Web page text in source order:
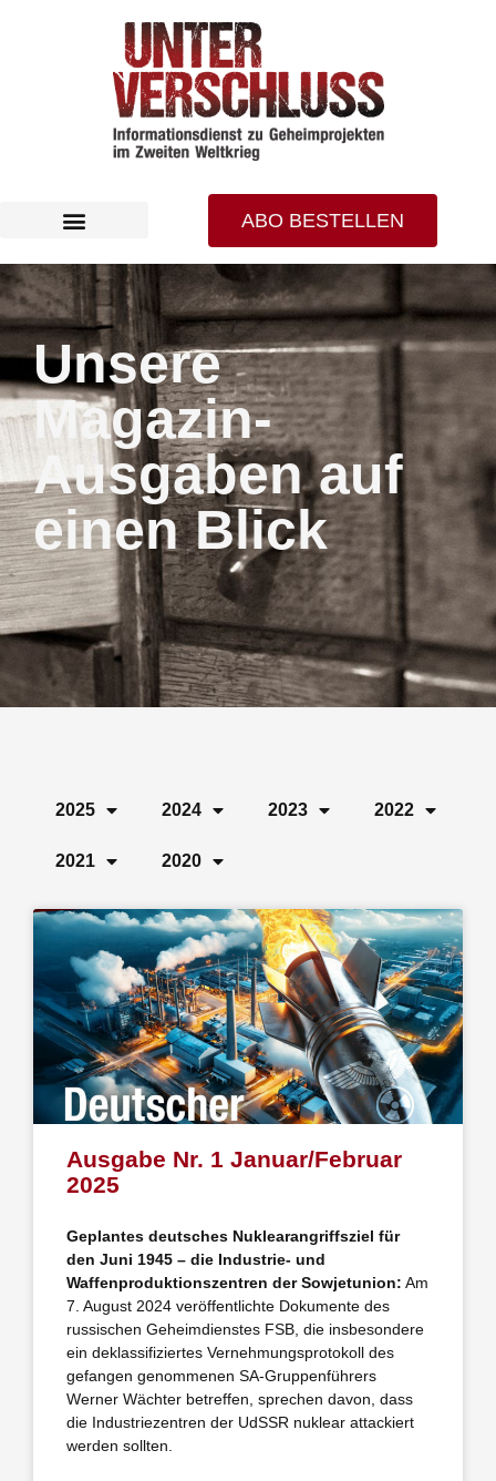
ABO BESTELLEN
Unsere
Magazin-
Ausgaben auf
einen Blick
2025 2024 2023 2022
2021 2020
Ausgabe Nr. 1 Januar/Februar
2025
Geplantes deutsches Nuklearangriffsziel für
den Juni 1945 – die Industrie- und
Waffenproduktionszentren der Sowjetunion: Am
7. August 2024 veröffentlichte Dokumente des
russischen Geheimdienstes FSB, die insbesondere
ein deklassifiziertes Vernehmungsprotokoll des
gefangen genommenen SA-Gruppenführers
Werner Wächter betreffen, sprechen davon, dass
die Industriezentren der UdSSR nuklear attackiert
werden sollten.